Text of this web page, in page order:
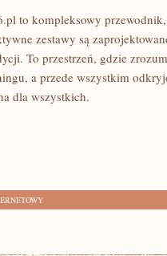
to kompleksowy
zestawy są
To przestrzeń, gdzie
a przede wszystkim
dla wszystkich.